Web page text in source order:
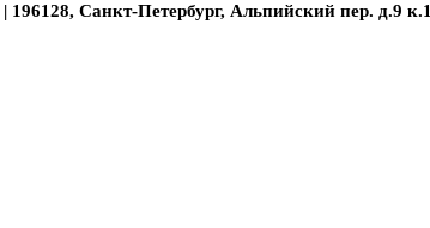
| 196128, Санкт-Петербург, Альпийский пер. д.9 к.1